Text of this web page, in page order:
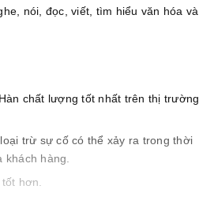
nói, đọc, viết, tìm hiểu văn hóa và
chất lượng tốt nhất trên thị trường
trừ sự cố có thể xảy ra trong thời
khách hàng.
hơn.